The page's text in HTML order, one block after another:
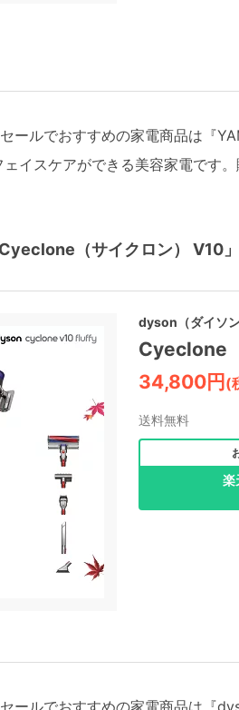
ールでおすすめの家電商品は『
イスケアができる美容家電です
（サイクロン） V10」
dyson（ダイソン
Cyeclone
34,800円 (
送料無料
楽